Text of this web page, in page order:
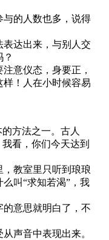
人数也多，说得
出来，与别人交
仪态，身要正，
！人在小时候容易
法之一。古人
看，你们今天达到
室里只听到琅琅
叫“求知若渴”，我
思就明白了，不
音中表现出来。